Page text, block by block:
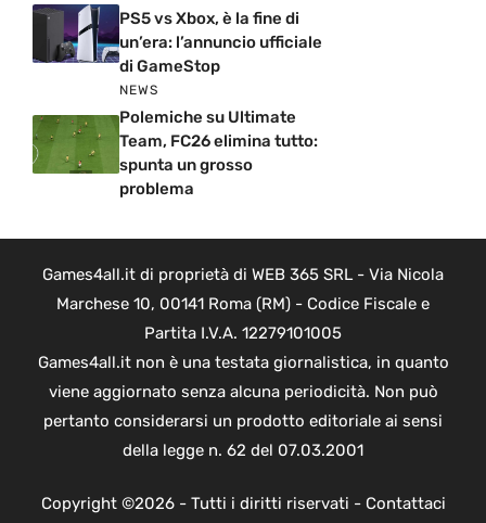
PS5 vs Xbox, è la fine di
un’era: l’annuncio ufficiale
di GameStop
NEWS
Polemiche su Ultimate
Team, FC26 elimina tutto:
spunta un grosso
problema
Games4all.it di proprietà di WEB 365 SRL - Via Nicola
Marchese 10, 00141 Roma (RM) - Codice Fiscale e
Partita I.V.A. 12279101005
Games4all.it non è una testata giornalistica, in quanto
viene aggiornato senza alcuna periodicità. Non può
pertanto considerarsi un prodotto editoriale ai sensi
della legge n. 62 del 07.03.2001
Copyright ©2026 - Tutti i diritti riservati - Contattaci